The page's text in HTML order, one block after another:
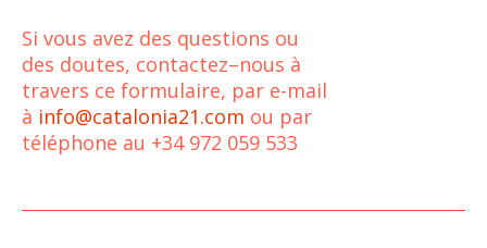
Si vous avez des questions ou
des doutes, contactez–nous à
travers ce formulaire, par e-mail
à info@catalonia21.com ou par
téléphone au +34 972 059 533